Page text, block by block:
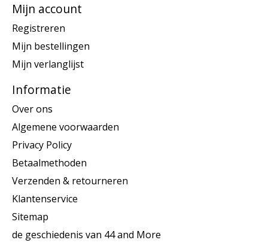
Mijn account
Registreren
Mijn bestellingen
Mijn verlanglijst
Informatie
Over ons
Algemene voorwaarden
Privacy Policy
Betaalmethoden
Verzenden & retourneren
Klantenservice
Sitemap
de geschiedenis van 44 and More